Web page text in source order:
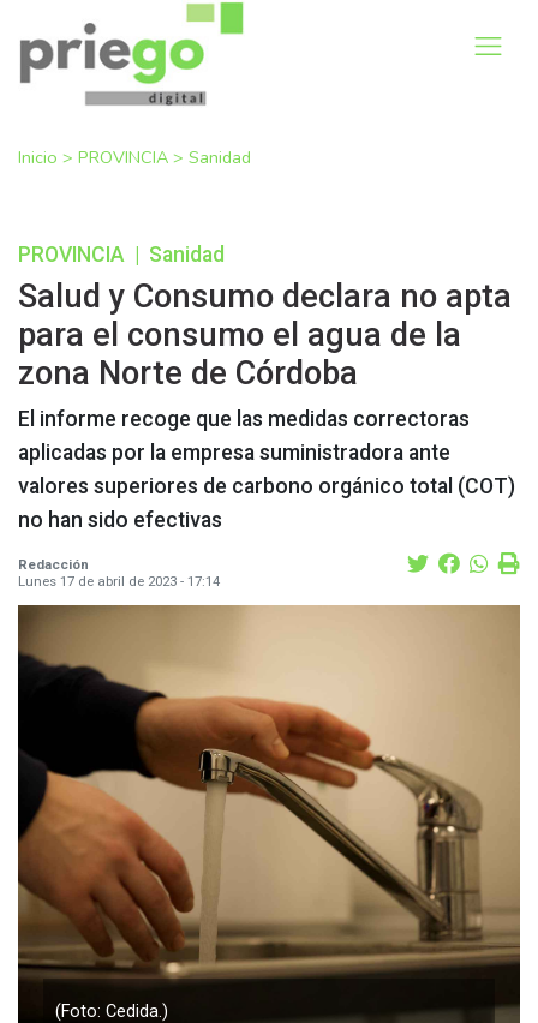
Inicio > PROVINCIA > Sanidad
PROVINCIA Sanidad
Salud y Consumo declara no apta
para el consumo el agua de la
zona Norte de Córdoba
El informe recoge que las medidas correctoras
aplicadas por la empresa suministradora ante
valores superiores de carbono orgánico total (COT)
no han sido efectivas
Redacción
Lunes 17 de abril de 2023 - 17:14
(Foto: Cedida.)